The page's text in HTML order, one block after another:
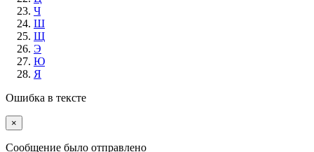
Ч
Ш
Щ
Э
Ю
Я
Ошибка в тексте
×
Cообщение было отправлено